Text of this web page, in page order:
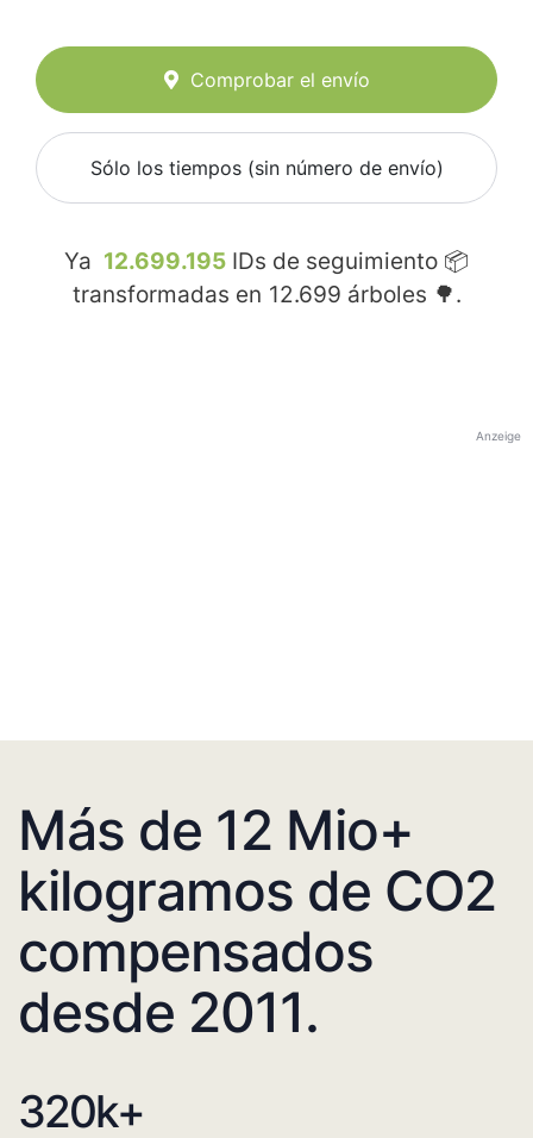
Comprobar el envío
Sólo los tiempos (sin número de envío)
Ya 12.699.195 IDs de seguimiento 📦
transformadas en 12.699 árboles 🌳.
Anzeige
Más de 12 Mio+
kilogramos de CO2
compensados
desde 2011.
320k+